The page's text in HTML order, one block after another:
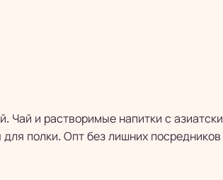
Чай и растворимые напитки с
полки. Опт без лишних